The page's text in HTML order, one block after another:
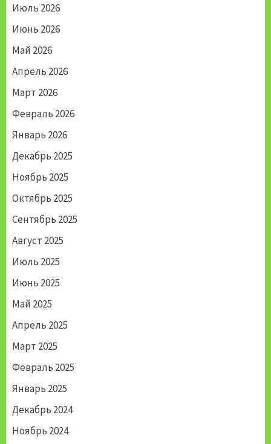
Июль 2026
Июнь 2026
Май 2026
Апрель 2026
Март 2026
Февраль 2026
Январь 2026
Декабрь 2025
Ноябрь 2025
Октябрь 2025
Сентябрь 2025
Август 2025
Июль 2025
Июнь 2025
Май 2025
Апрель 2025
Март 2025
Февраль 2025
Январь 2025
Декабрь 2024
Ноябрь 2024